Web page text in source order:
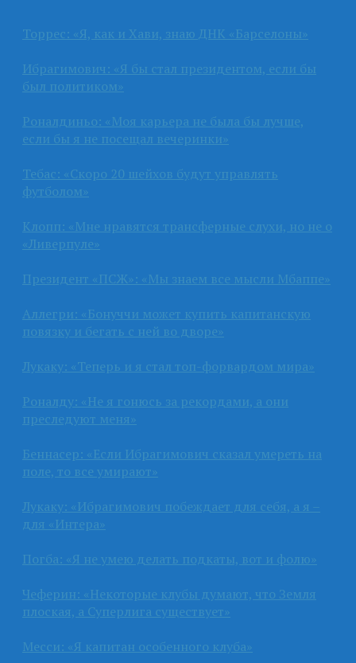
Торрес: «Я, как и Хави, знаю ДНК «Барселоны»
Ибрагимович: «Я бы стал президентом, если бы
был политиком»
Роналдиньо: «Моя карьера не была бы лучше,
если бы я не посещал вечеринки»
Тебас: «Скоро 20 шейхов будут управлять
футболом»
Клопп: «Мне нравятся трансферные слухи, но не о
«Ливерпуле»
Президент «ПСЖ»: «Мы знаем все мысли Мбаппе»
Аллегри: «Бонуччи может купить капитанскую
повязку и бегать с ней во дворе»
Лукаку: «Теперь и я стал топ-форвардом мира»
Роналду: «Не я гонюсь за рекордами, а они
преследуют меня»
Беннасер: «Если Ибрагимович сказал умереть на
поле, то все умирают»
Лукаку: «Ибрагимович побеждает для себя, а я –
для «Интера»
Погба: «Я не умею делать подкаты, вот и фолю»
Чеферин: «Некоторые клубы думают, что Земля
плоская, а Суперлига существует»
Месси: «Я капитан особенного клуба»